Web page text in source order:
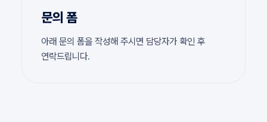
문의 폼
아래 문의 폼을 작성해 주시면 담당자가 확인 후
연락드립니다.